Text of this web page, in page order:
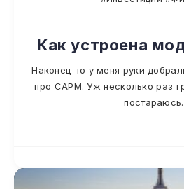
Как устроена
Наконец-то у меня руки
про CAPM. Уж несколько раз